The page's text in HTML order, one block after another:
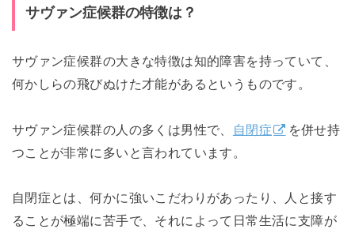
サヴァン症候群の特徴は？
サヴァン症候群の大きな特徴は知的障害を持っていて、
何かしらの飛びぬけた才能があるというものです。
サヴァン症候群の人の多くは男性で、 自閉症
を併せ持
つことが非常に多いと言われています。
自閉症とは、何かに強いこだわりがあったり、人と接す
ることが極端に苦手で、それによって日常生活に支障が